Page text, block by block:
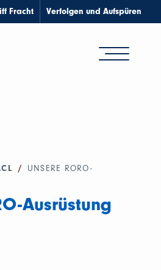
Fracht Verfolgen und Aufspüren
/
UNSERE RORO-
Ausrüstung